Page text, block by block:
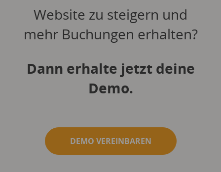
Website zu steigern und
mehr Buchungen erhalten?
Dann erhalte jetzt deine
Demo.
DEMO VEREINBAREN